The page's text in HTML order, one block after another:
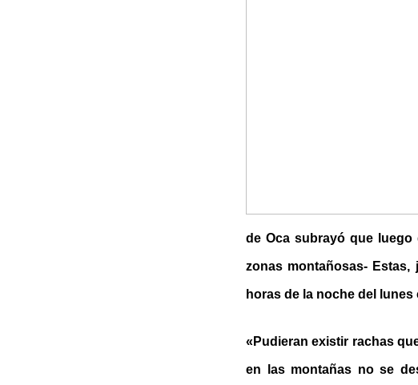
de Oca subrayó que
zonas montañosas-
horas de la noche del
«Pudieran existir rachas
en las montañas no se